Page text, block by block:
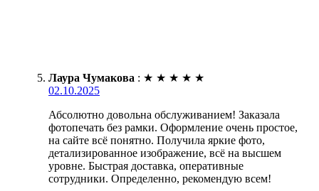
Лаура Чумакова : ★ ★ ★ ★ ★
02.10.2025
Абсолютно довольна обслуживанием! Заказала
фотопечать без рамки. Оформление очень простое,
на сайте всё понятно. Получила яркие фото,
детализированное изображение, всё на высшем
уровне. Быстрая доставка, оперативные
сотрудники. Определенно, рекомендую всем!